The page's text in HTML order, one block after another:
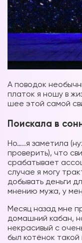
А поводок
платок я ношу в
шее этой самой
Поискала в
Но…..я заметила
проверить), что
срабатывает
случае я могу
добывать деньги
мнению мужа, у
Месяц назад мне
домашний кабан,
некрасивый с
был котёнок